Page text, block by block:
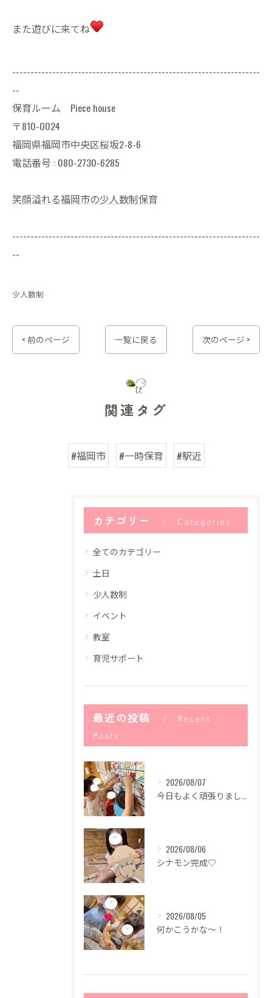
また遊びに来てね
--------------------------------------------------------------------
--
保育ルーム Piece house
〒810-0024
福岡県福岡市中央区桜坂2-8-6
電話番号 : 080-2730-6285
笑顔溢れる福岡市の少人数制保育
--------------------------------------------------------------------
--
少人数制
< 前のページ 一覧に戻る 次のページ >
関連タグ
#福岡市 #一時保育 #駅近
カテゴリー Categories
全てのカテゴリー
土日
少人数制
イベント
教室
育児サポート
最近の投稿
Recent
Posts
2026/08/07
2026/08/06
シナモン完成♡
2026/08/05
何かこうかな〜！